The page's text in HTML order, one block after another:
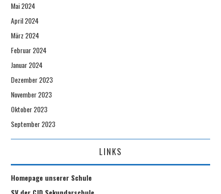
Mai 2024
April 2024
März 2024
Februar 2024
Januar 2024
Dezember 2023
November 2023
Oktober 2023
September 2023
LINKS
Homepage unserer Schule